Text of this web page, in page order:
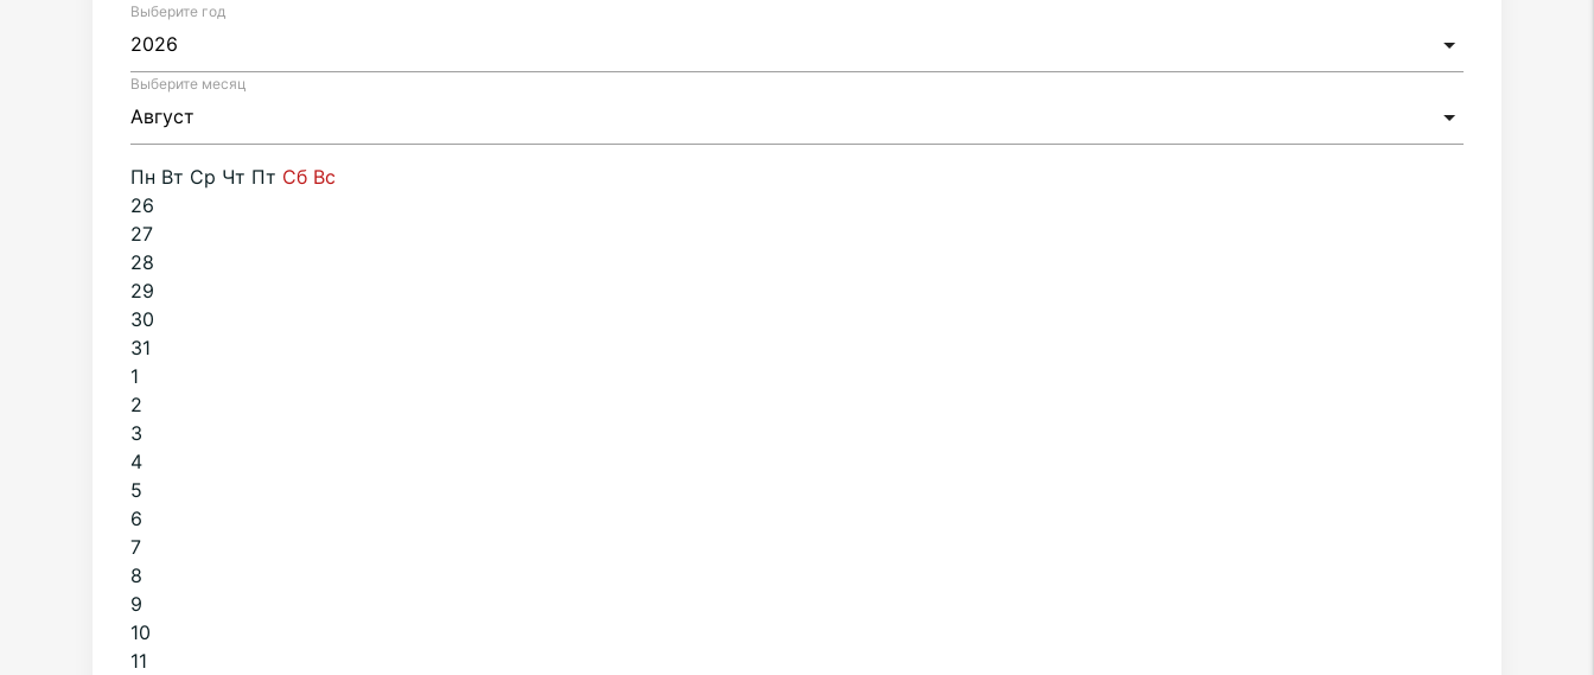
Выберите год
Выберите месяц
Пн Вт Ср Чт Пт Сб Вс
26
27
28
29
30
31
1
2
3
4
5
6
7
8
9
10
11